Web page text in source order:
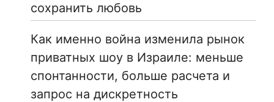
сохранить любовь
Как именно война изменила рынок
приватных шоу в Израиле: меньше
спонтанности, больше расчета и
запрос на дискретность